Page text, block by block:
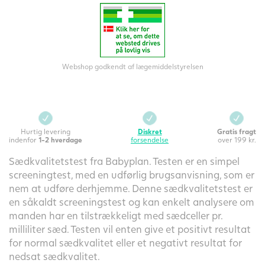
Webshop godkendt af lægemiddelstyrelsen
Hurtig levering
indenfor 1-2 hverdage
Diskret
forsendelse
Gratis fragt
over 199 kr.
Sædkvalitetstest fra Babyplan. Testen er en simpel
screeningtest, med en udførlig brugsanvisning, som er
nem at udføre derhjemme. Denne sædkvalitetstest er
en såkaldt screeningstest og kan enkelt analysere om
manden har en tilstrækkeligt med sædceller pr.
milliliter sæd. Testen vil enten give et positivt resultat
for normal sædkvalitet eller et negativt resultat for
nedsat sædkvalitet.